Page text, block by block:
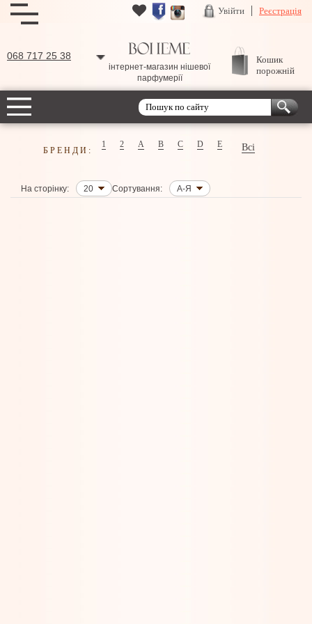
Увійти Реєстрація
068 717 25 38
інтернет-магазин нішевої
парфумерії
Кошик
порожній
БРЕНДИ:
1 2 A B C D E Всі
На сторінку: 20 Сортування: А-Я